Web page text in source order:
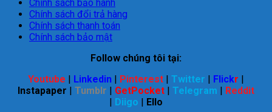
Chính sách bảo hành
Chính sách đổi trả hàng
Chính sách thanh toán
Chính sách bảo mật
Follow chúng tôi tại:
Youtube
Linkedin Pinterest Twitter Flickr
Instapaper
Tumblr GetPocket Telegram
Reddit
Diigo Ello